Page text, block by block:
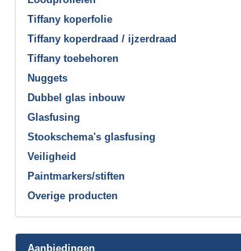
Tiffany koperfolie
Tiffany koperdraad / ijzerdraad
Tiffany toebehoren
Nuggets
Dubbel glas inbouw
Glasfusing
Stookschema's glasfusing
Veiligheid
Paintmarkers/stiften
Overige producten
Aanbiedingen